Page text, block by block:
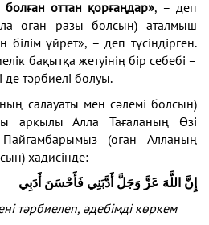
оттан қорғаңдар», – деп
оған разы болсын) аталмыш
үйрет», – деп түсіндірген.
бақытқа жетуінің бір себебі –
де тәрбиелі болуы.
салауаты мен сәлемі болсын)
арқылы Алла Тағаланың Өзі
(оған Алланың
хадисінде:
إِنَّ اللَّهَ عَزَّ وَجَلَّ أَدَّبَنِي فَأَحْسَنَ أَدَبِي
тәрбиелеп, әдебімді көркем